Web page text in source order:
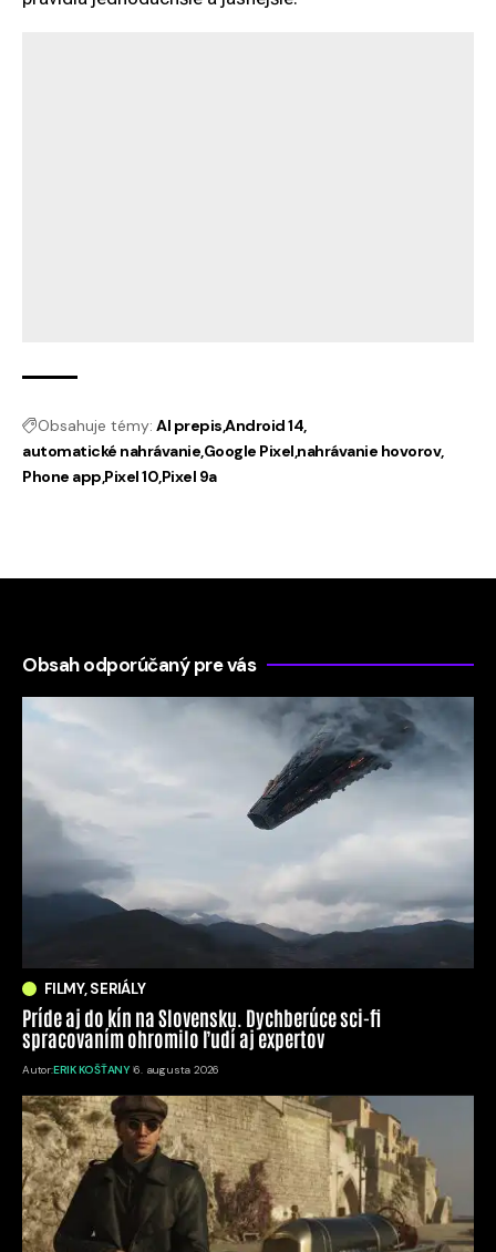
Obsahuje témy: AI prepisAndroid 14
automatické nahrávanieGoogle Pixelnahrávanie hovorov
Phone appPixel 10Pixel 9a
Obsah odporúčaný pre vás
FILMY, SERIÁLY
Príde aj do kín na Slovensku. Dychberúce sci-fi
spracovaním ohromilo ľudí aj expertov
Autor:ERIK KOŠŤANY 6. augusta 2026